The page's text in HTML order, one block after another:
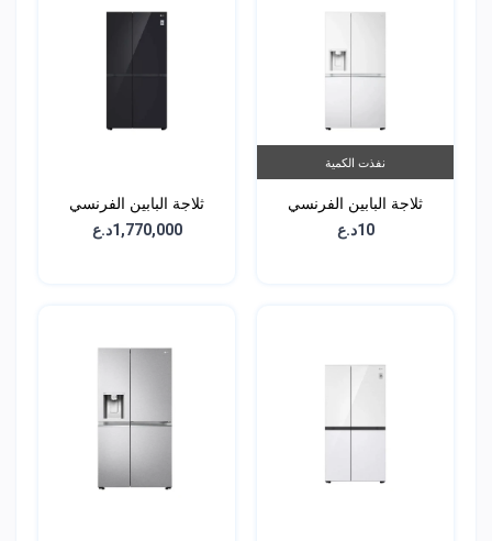
نفذت الكمية
ثلاجة البابين الفرنسي
10د.ع
ثلاجة البابين الفرنسي
1,770,000د.ع